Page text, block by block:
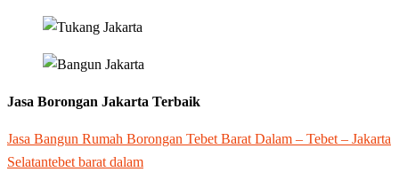
Jasa Borongan Jakarta Terbaik
Jasa Bangun Rumah Borongan Tebet Barat Dalam – Tebet – Jakarta
Selatantebet barat dalam